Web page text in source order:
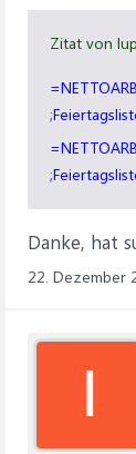
Zitat von
Danke, hat
22. Dezember
I